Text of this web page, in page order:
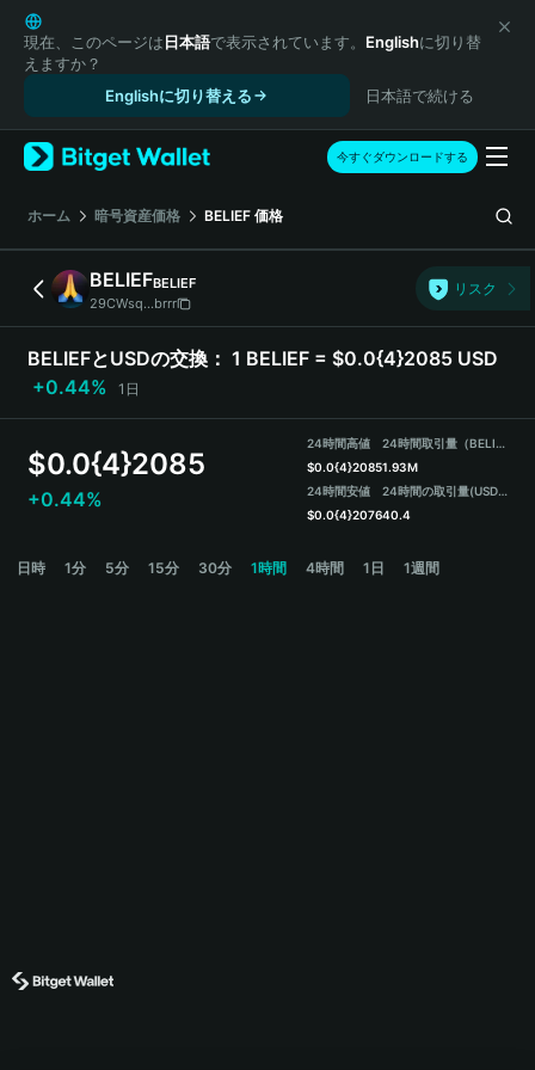
English
日本語
Tiếng Việt
Español (Latinoamérica)
Türkçe
Français
Deutsch
简体中文
繁體中文
Português (Portugal)
Bahasa Indonesia
ภาษาไทย
हिन्दी
Español
Português (Brasil)
現在、このページは日本語で表示されています。 Englishに切り替
えますか？
Englishに切り替える
日本語で続ける
今すぐダウンロードする
ホーム 暗号資産価格 BELIEF 価格
BELIEFBELIEF
29CWsq...brrr
リスク
BELIEFとUSDの交換： 1 BELIEF = $0.0{4}2085 USD
+0.44%
1日
$0.0{4}2085
+0.44%
24時間高値
$0.0{4}2085
24時間安値
$0.0{4}2076
24時間取引量（BELIEF）
1.93M
24時間の取引量(USDT)
40.4
日時 1分 5分 15分 30分 1時間 4時間 1日 1週間